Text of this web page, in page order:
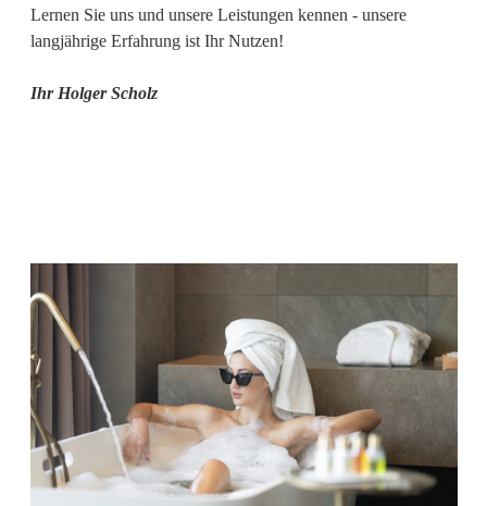
Lernen Sie uns und unsere Leistungen kennen - unsere
langjährige Erfahrung ist Ihr Nutzen!
Ihr Holger Scholz